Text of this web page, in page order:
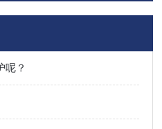
呢？